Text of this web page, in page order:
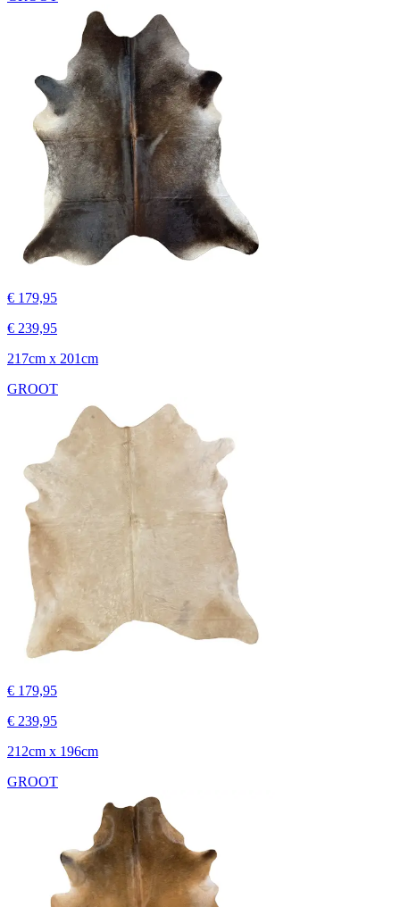
€ 179,95
€ 239,95
217cm x 201cm
GROOT
€ 179,95
€ 239,95
212cm x 196cm
GROOT